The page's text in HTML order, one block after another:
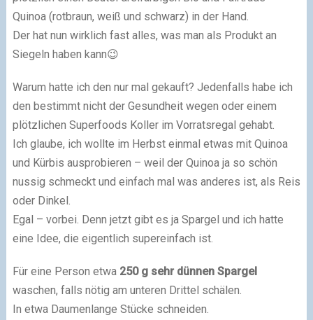
Quinoa (rotbraun, weiß und schwarz) in der Hand.
Der hat nun wirklich fast alles, was man als Produkt an
Siegeln haben kann😉
Warum hatte ich den nur mal gekauft? Jedenfalls habe ich
den bestimmt nicht der Gesundheit wegen oder einem
plötzlichen Superfoods Koller im Vorratsregal gehabt.
Ich glaube, ich wollte im Herbst einmal etwas mit Quinoa
und Kürbis ausprobieren – weil der Quinoa ja so schön
nussig schmeckt und einfach mal was anderes ist, als Reis
oder Dinkel.
Egal – vorbei. Denn jetzt gibt es ja Spargel und ich hatte
eine Idee, die eigentlich supereinfach ist.
Für eine Person etwa 250 g sehr dünnen Spargel
waschen, falls nötig am unteren Drittel schälen.
In etwa Daumenlange Stücke schneiden.